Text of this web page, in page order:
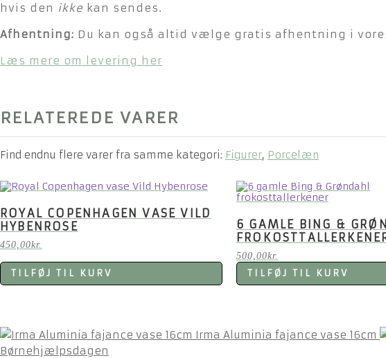
hvis den ikke kan sendes.
Afhentning: Du kan også altid vælge gratis afhentning i
Læs mere om levering her
RELATEREDE VARER
Find endnu flere varer fra samme kategori: Figurer, Porcelæn
ROYAL COPENHAGEN VASE VILD
HYBENROSE
450,00kr.
TILFØJ TIL KURV
6 GAMLE BING &
500,00kr.
TILFØJ TIL KURV
Irma Aluminia fajance vase 16cm
Børnehjælpsdagen